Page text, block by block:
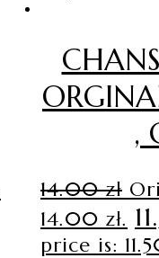
,
14.00zł
14.00 zł.
price is: